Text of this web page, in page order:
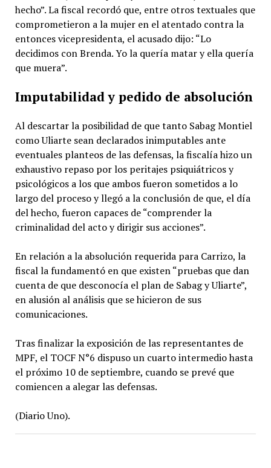
hecho”. La fiscal recordó que, entre otros textuales que
comprometieron a la mujer en el atentado contra la
entonces vicepresidenta, el acusado dijo: “Lo
decidimos con Brenda. Yo la quería matar y ella quería
que muera”.
Imputabilidad y pedido de absolución
Al descartar la posibilidad de que tanto Sabag Montiel
como Uliarte sean declarados inimputables ante
eventuales planteos de las defensas, la fiscalía hizo un
exhaustivo repaso por los peritajes psiquiátricos y
psicológicos a los que ambos fueron sometidos a lo
largo del proceso y llegó a la conclusión de que, el día
del hecho, fueron capaces de “comprender la
criminalidad del acto y dirigir sus acciones”.
En relación a la absolución requerida para Carrizo, la
fiscal la fundamentó en que existen “pruebas que dan
cuenta de que desconocía el plan de Sabag y Uliarte”,
en alusión al análisis que se hicieron de sus
comunicaciones.
Tras finalizar la exposición de las representantes de
MPF, el TOCF N°6 dispuso un cuarto intermedio hasta
el próximo 10 de septiembre, cuando se prevé que
comiencen a alegar las defensas.
(Diario Uno).